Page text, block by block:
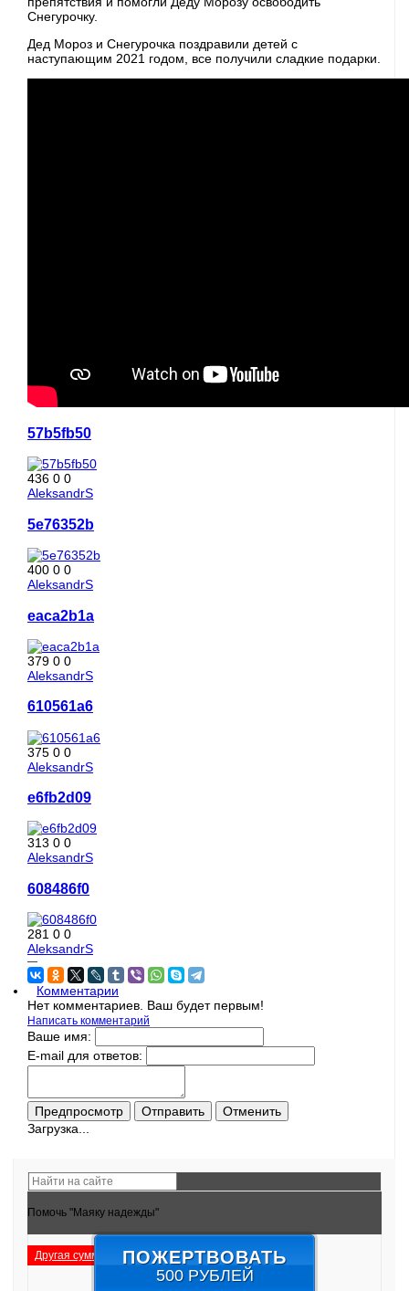
Снегурочку.
Дед Мороз и Снегурочка поздравили детей с
наступающим 2021 годом, все получили сладкие подарки.
57b5fb50
436 0 0
AleksandrS
5e76352b
400 0 0
AleksandrS
eaca2b1a
379 0 0
AleksandrS
610561a6
375 0 0
AleksandrS
e6fb2d09
313 0 0
AleksandrS
608486f0
281 0 0
AleksandrS
—
Комментарии
Нет комментариев. Ваш будет первым!
Написать комментарий
Ваше имя:
E-mail для ответов:
Загрузка...
Помочь "Маяку надежды"
Другая сумма Подробнее
ПОЖЕРТВОВАТЬ
500 РУБЛЕЙ